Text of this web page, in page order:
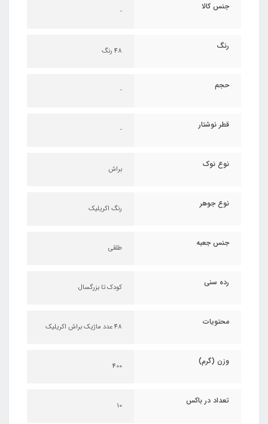
جنس کالا -
رنگ 48 رنگ
حجم -
قطر نوشتار -
نوع نوک براش
نوع جوهر رنگ اکریلیک
جنس جعبه طلقی
رده سنی کودک تا بزرگسال
محتویات 48 عدد ماژیک براش اکریلیک
وزن (گرم) 400
تعداد در باکس 10